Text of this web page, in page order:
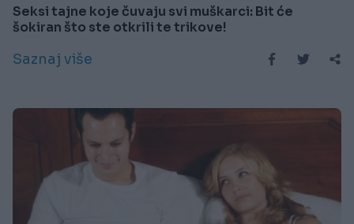
Seksi tajne koje čuvaju svi muškarci: Bit će
šokiran što ste otkrili te trikove!
Saznaj više